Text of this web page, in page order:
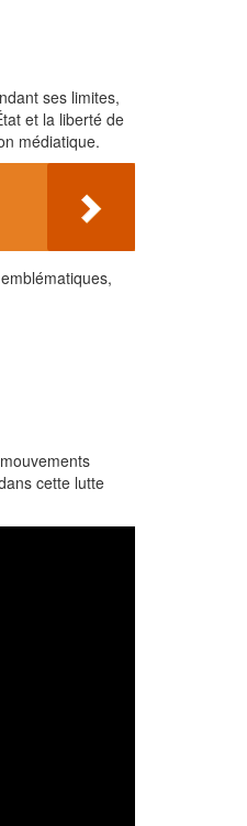
ses limites,
et la liberté de
médiatique.
cette lutte